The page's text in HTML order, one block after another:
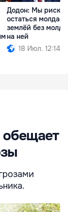
Додон: Мы
остаться
землёй без
на ней
18 Июл. 12:14